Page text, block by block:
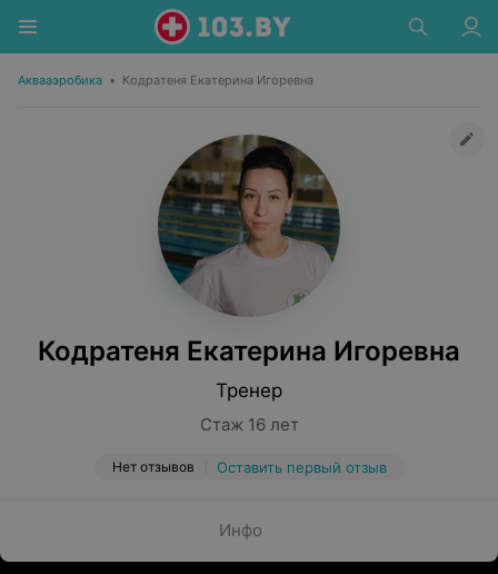
Аквааэробика • Кодратеня Екатерина Игоревна
Кодратеня Екатерина Игоревна
Тренер
Стаж 16 лет
Нет отзывов Оставить первый отзыв
Инфо